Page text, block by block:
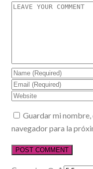
Guardar mi
navegador para la